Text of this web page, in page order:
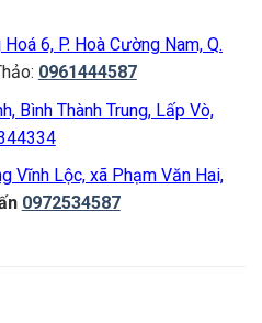
6, P. Hoà Cường Nam, Q.
0961444587
Bình Thành Trung, Lấp Vò,
Vĩnh Lộc, xã Phạm Văn Hai,
0972534587